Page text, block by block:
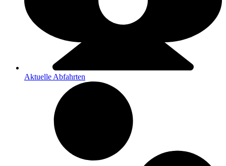
Aktuelle Abfahrten